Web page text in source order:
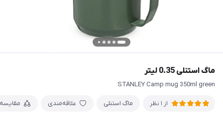
ماگ استنلی 0.35 لیتر
STANLEY Camp mug 350ml green
از 1 نظر ماگ استنلی علاقه‌مندی